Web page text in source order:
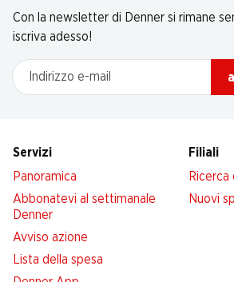
Con la newsletter di Denner si rimane
iscriva adesso!
Indirizzo e-mail
Servizi
Panoramica
Abbonatevi al settimanale
Denner
Avviso azione
Lista della spesa
Filiali
Ricerca
Nuovi